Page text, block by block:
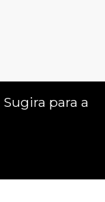
Sugira para a